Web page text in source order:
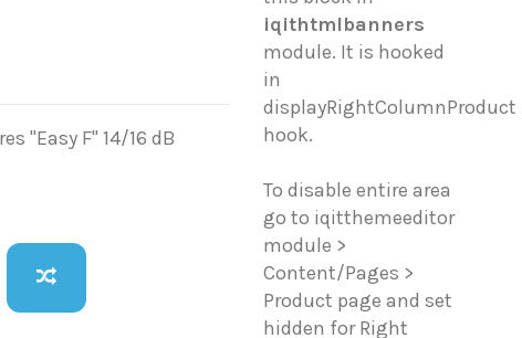
"Easy F" 14/16 dB
iqithtmlbanners
module. It is hooked
in
displayRightColumnProduct
hook.
To disable entire area
go to iqitthemeeditor
module >
Content/Pages >
Product page and set
hidden for Right